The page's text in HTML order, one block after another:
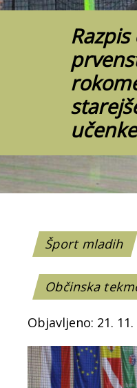
učenke
Šport mladih
Občinska
Objavljeno: 21. 11.